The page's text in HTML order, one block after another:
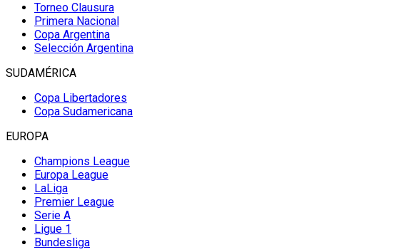
Torneo Clausura
Primera Nacional
Copa Argentina
Selección Argentina
SUDAMÉRICA
Copa Libertadores
Copa Sudamericana
EUROPA
Champions League
Europa League
LaLiga
Premier League
Serie A
Ligue 1
Bundesliga